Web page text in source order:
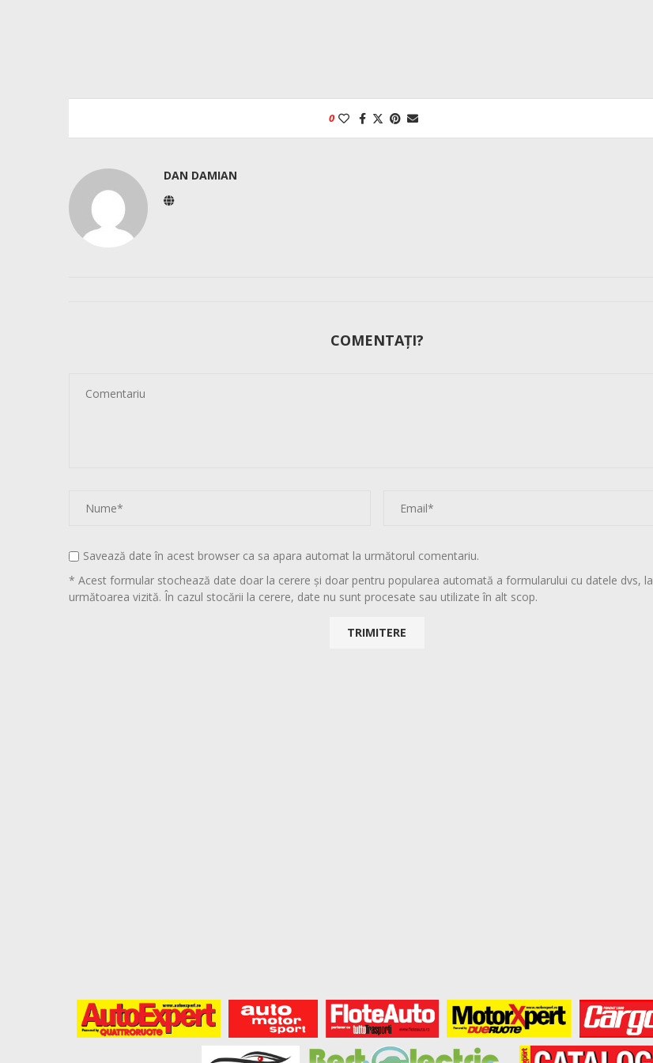
0
DAN DAMIAN
COMENTAȚI?
Savează date în acest browser ca sa apara automat la următorul comentariu.
* Acest formular stochează date doar la cerere și doar pentru popularea automată a formularului cu datele dvs, la
următoarea vizită. În cazul stocării la cerere, date nu sunt procesate sau utilizate în alt scop.